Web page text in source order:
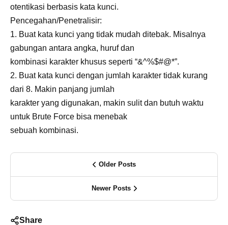
otentikasi berbasis kata kunci.
Pencegahan/Penetralisir:
1. Buat kata kunci yang tidak mudah ditebak. Misalnya
gabungan antara angka, huruf dan
kombinasi karakter khusus seperti “&^%$#@*”.
2. Buat kata kunci dengan jumlah karakter tidak kurang
dari 8. Makin panjang jumlah
karakter yang digunakan, makin sulit dan butuh waktu
untuk Brute Force bisa menebak
sebuah kombinasi.
Older Posts
Newer Posts
Share